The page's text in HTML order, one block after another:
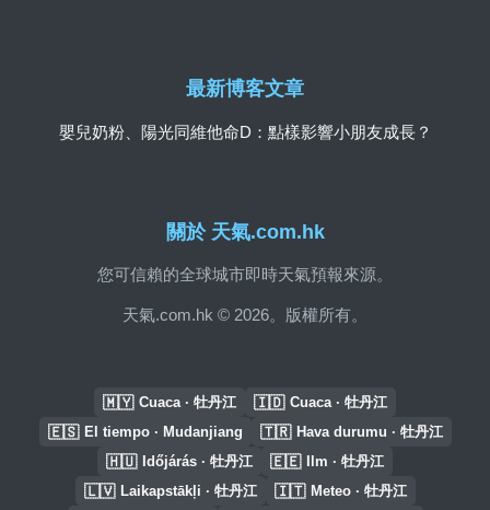
關於 天氣.com.hk
您可信賴的全球城市即時天氣預報來源。
天氣.com.hk © 2026。版權所有。
最新博客文章
嬰兒奶粉、陽光同維他命D：點樣影響小朋友成長？
🇲🇾 Cuaca · 牡丹江 🇮🇩 Cuaca · 牡丹江
🇪🇸 El tiempo · Mudanjiang 🇹🇷 Hava durumu · 牡丹江
🇭🇺 Időjárás · 牡丹江 🇪🇪 Ilm · 牡丹江
🇱🇻 Laikapstākļi · 牡丹江 🇮🇹 Meteo · 牡丹江